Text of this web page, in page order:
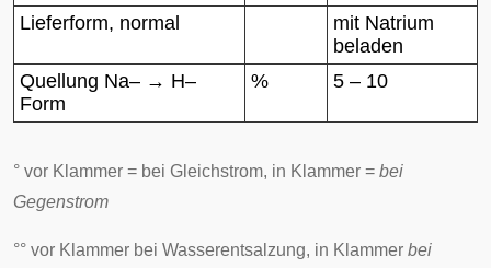
Lieferform, normal
mit Natrium
beladen
Quellung Na– → H–
Form
% 5 – 10
° vor Klammer = bei Gleichstrom, in Klammer = bei
Gegenstrom
°° vor Klammer bei Wasserentsalzung, in Klammer bei